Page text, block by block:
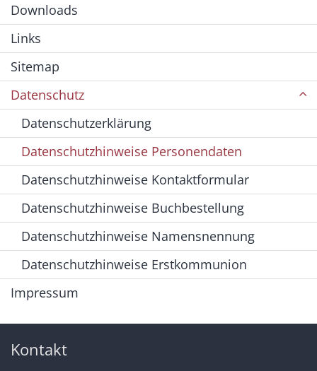
Downloads
Links
Sitemap
Datenschutz
Datenschutzerklärung
Datenschutzhinweise Personendaten
Datenschutzhinweise Kontaktformular
Datenschutzhinweise Buchbestellung
Datenschutzhinweise Namensnennung
Datenschutzhinweise Erstkommunion
Impressum
Kontakt